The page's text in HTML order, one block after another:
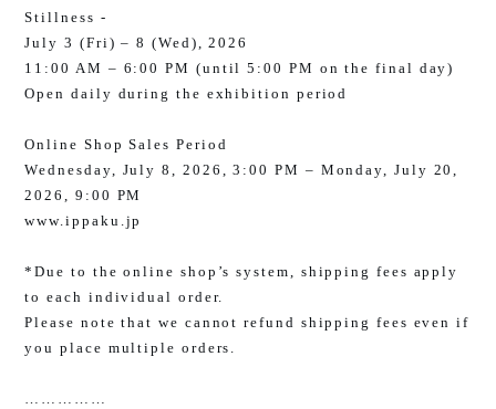
Stillness -
July 3 (Fri) – 8 (Wed), 2026
11:00 AM – 6:00 PM (until 5:00 PM on the final day)
Open daily during the exhibition period
Online Shop Sales Period
Wednesday, July 8, 2026, 3:00 PM – Monday, July 20,
2026, 9:00 PM
www.ippaku.jp
*Due to the online shop’s system, shipping fees apply
to each individual order.
Please note that we cannot refund shipping fees even if
you place multiple orders.
……………